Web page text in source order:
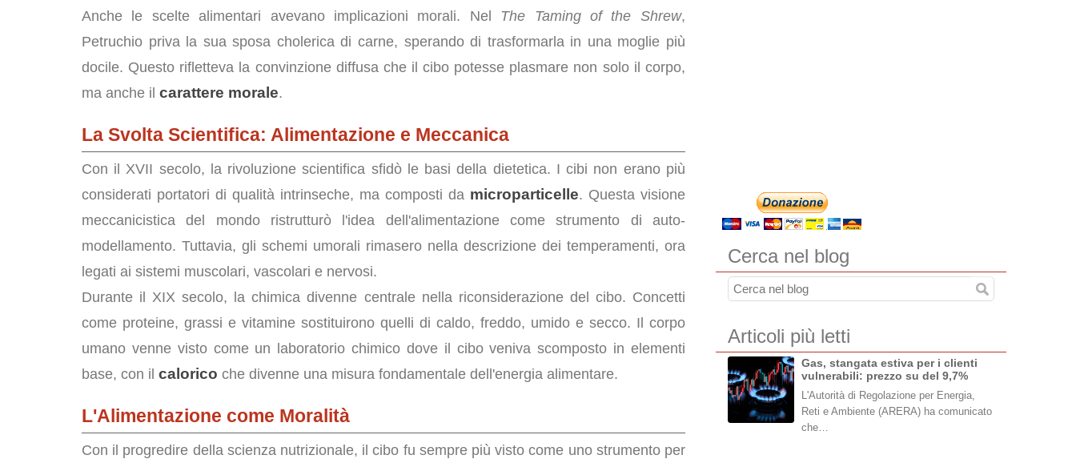
Anche le scelte alimentari avevano implicazioni morali. Nel The Taming of the Shrew,
Petruchio priva la sua sposa cholerica di carne, sperando di trasformarla in una moglie più
docile. Questo rifletteva la convinzione diffusa che il cibo potesse plasmare non solo il corpo,
ma anche il carattere morale.
La Svolta Scientifica: Alimentazione e Meccanica
Con il XVII secolo, la rivoluzione scientifica sfidò le basi della dietetica. I cibi non erano più
considerati portatori di qualità intrinseche, ma composti da microparticelle. Questa visione
meccanicistica del mondo ristrutturò l'idea dell'alimentazione come strumento di auto-
modellamento. Tuttavia, gli schemi umorali rimasero nella descrizione dei temperamenti, ora
legati ai sistemi muscolari, vascolari e nervosi.
Durante il XIX secolo, la chimica divenne centrale nella riconsiderazione del cibo. Concetti
come proteine, grassi e vitamine sostituirono quelli di caldo, freddo, umido e secco. Il corpo
umano venne visto come un laboratorio chimico dove il cibo veniva scomposto in elementi
base, con il calorico che divenne una misura fondamentale dell'energia alimentare.
L'Alimentazione come Moralità
Con il progredire della scienza nutrizionale, il cibo fu sempre più visto come uno strumento per
Cerca nel blog
Articoli più letti
Gas, stangata estiva per i clienti
vulnerabili: prezzo su del 9,7%
L'Autorità di Regolazione per Energia,
Reti e Ambiente (ARERA) ha comunicato
che…